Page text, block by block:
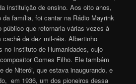
instituição de ensino. Aos oito anos,
da família, foi cantar na Rádio Mayrink
que retornaria várias vezes à
de dez mil-réis. Albertinho
no Instituto de Humanidades, cujo
Gomes Filho. Ele também
de Niterói, que estava inaugurando, e
em 1936, um dos pioneiros dessa